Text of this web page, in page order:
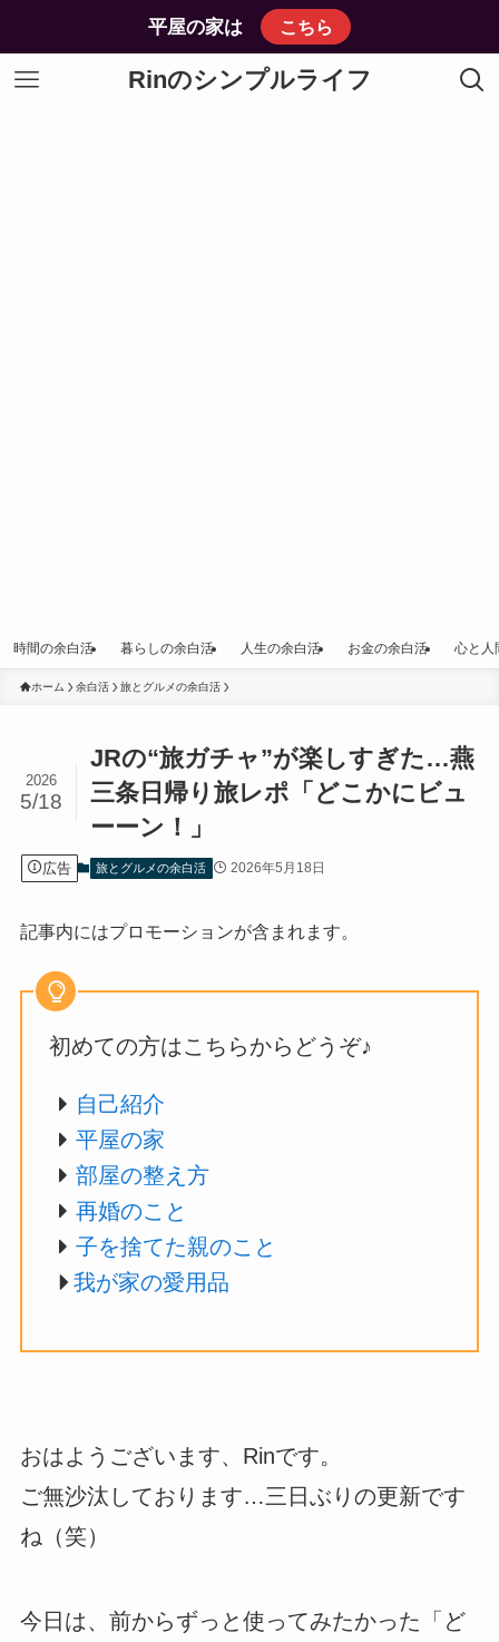
平屋の家は こちら
Rinのシンプルライフ
時間の余白活 暮らしの余白活 人生の余白活 お金の余白活 心と人
ホーム 余白活 旅とグルメの余白活
JRの“旅ガチャ”が楽しすぎた…燕
三条日帰り旅レポ「どこかにビュ
ーーン！」
2026
5/18
広告 旅とグルメの余白活 2026年5月18日
記事内にはプロモーションが含まれます。
初めての方はこちらからどうぞ♪
自己紹介
平屋の家
部屋の整え方
再婚のこと
子を捨てた親のこと
我が家の愛用品
おはようございます、Rinです。
ご無沙汰しております…三日ぶりの更新です
ね（笑）
今日は、前からずっと使ってみたかった「ど